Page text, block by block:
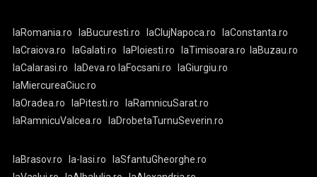
laRomania.ro laBucuresti.ro laClujNapoca.ro
laConstanta.ro
laCraiova.ro
laGalati.ro laPloiesti.ro laTimisoara.ro
laBuzau.ro
laCalarasi.ro
laDeva.ro laFocsani.ro
laGiurgiu.ro
laMiercureaCiuc.ro
laOradea.ro
laPitesti.ro
laRamnicuSarat.ro
laRamnicuValcea.ro
laDrobetaTurnuSeverin.ro
laBrasov.ro la-Iasi.ro
laSfantuGheorghe.ro